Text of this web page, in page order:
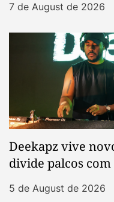
7 de August de 2026
Deekapz vive
divide palcos com
5 de August de 2026